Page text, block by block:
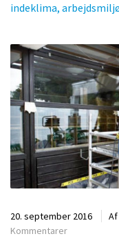
indeklima,
20. september 2016 Af
Kommentarer